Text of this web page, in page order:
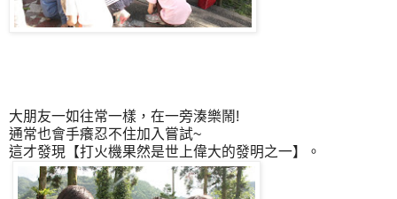
大朋友一如往常一樣，在一旁湊樂鬧!
通常也會手癢忍不住加入嘗試~
這才發現【打火機果然是世上偉大的發明之一】。